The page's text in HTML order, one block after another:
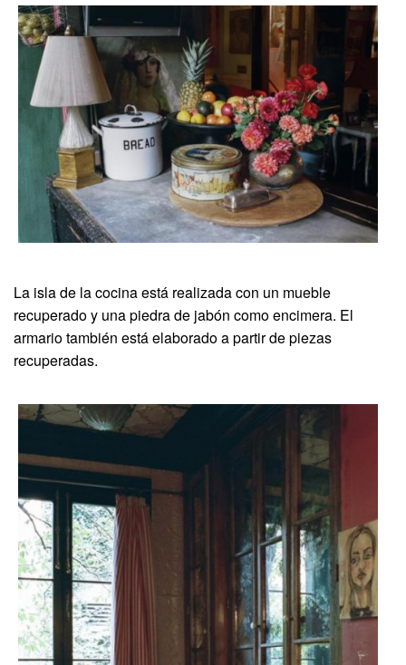
La isla de la cocina está realizada con un mueble
recuperado y una piedra de jabón como encimera. El
armario también está elaborado a partir de piezas
recuperadas.